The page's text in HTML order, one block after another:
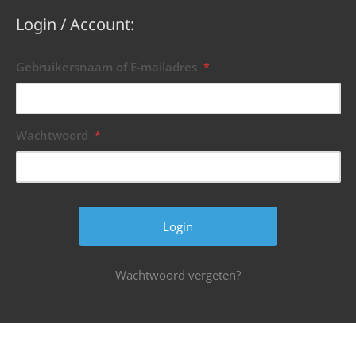
Login / Account:
Gebruikersnaam of E-mailadres *
Wachtwoord *
Wachtwoord vergeten?